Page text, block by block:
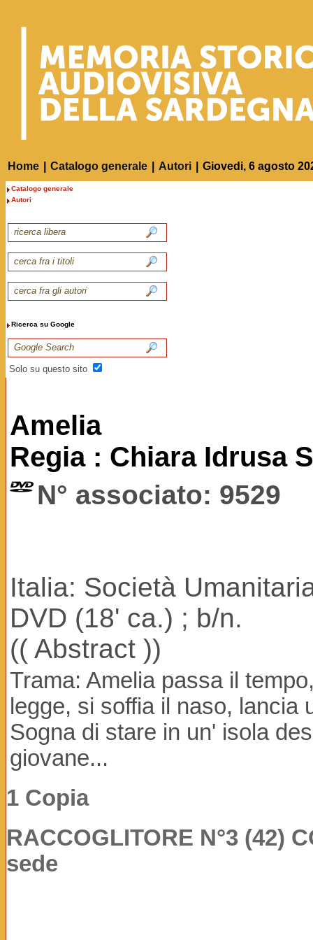
Home Catalogo generale Autori Giovedi, 6 agosto
Catalogo generale
Autori
Ricerca su Google
Solo su questo sito
Amelia
Regia : Chiara Idrusa
N° associato: 9529
Italia: Società
DVD (18' ca.) ; b/n.
(( Abstract ))
Trama: Amelia passa il
legge, si soffia il naso,
Sogna di stare in un' isola
giovane...
1 Copia
RACCOGLITORE N°3 (42)
sede